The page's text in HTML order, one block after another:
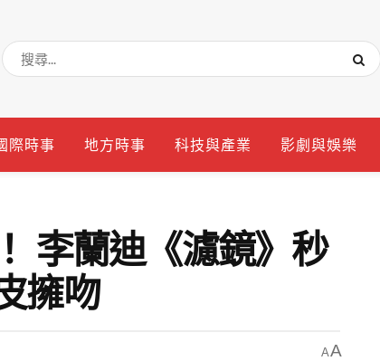
際時事 地方時事 科技與產業 影劇與娛樂
李蘭迪《濾鏡》秒
擁吻
AA